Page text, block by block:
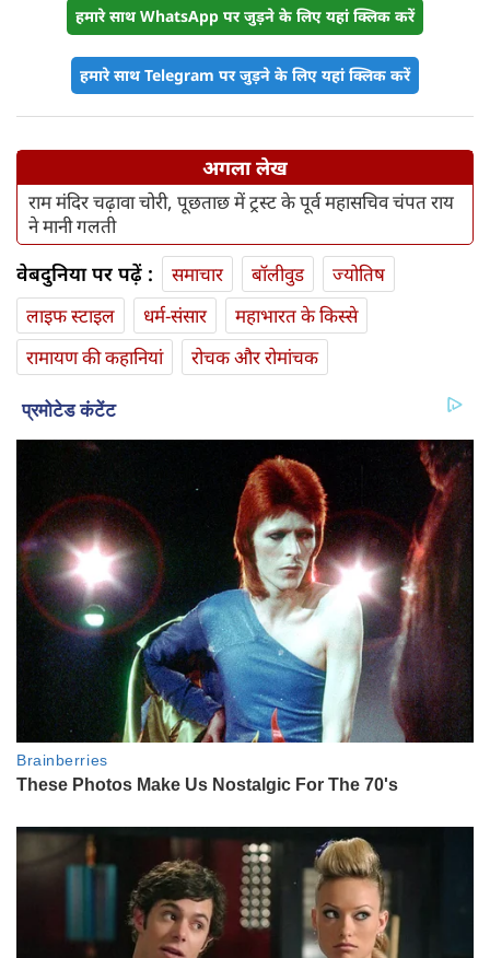
हमारे साथ WhatsApp पर जुड़ने के लिए यहां क्लिक करें
हमारे साथ Telegram पर जुड़ने के लिए यहां क्लिक करें
अगला लेख
राम मंदिर चढ़ावा चोरी, पूछताछ में ट्रस्ट के पूर्व महासचिव चंपत राय
ने मानी गलती
वेबदुनिया पर पढ़ें : समाचार बॉलीवुड
ज्योतिष
लाइफ स्‍टाइल
धर्म-संसार
महाभारत के किस्से
रामायण की कहानियां
रोचक और रोमांचक